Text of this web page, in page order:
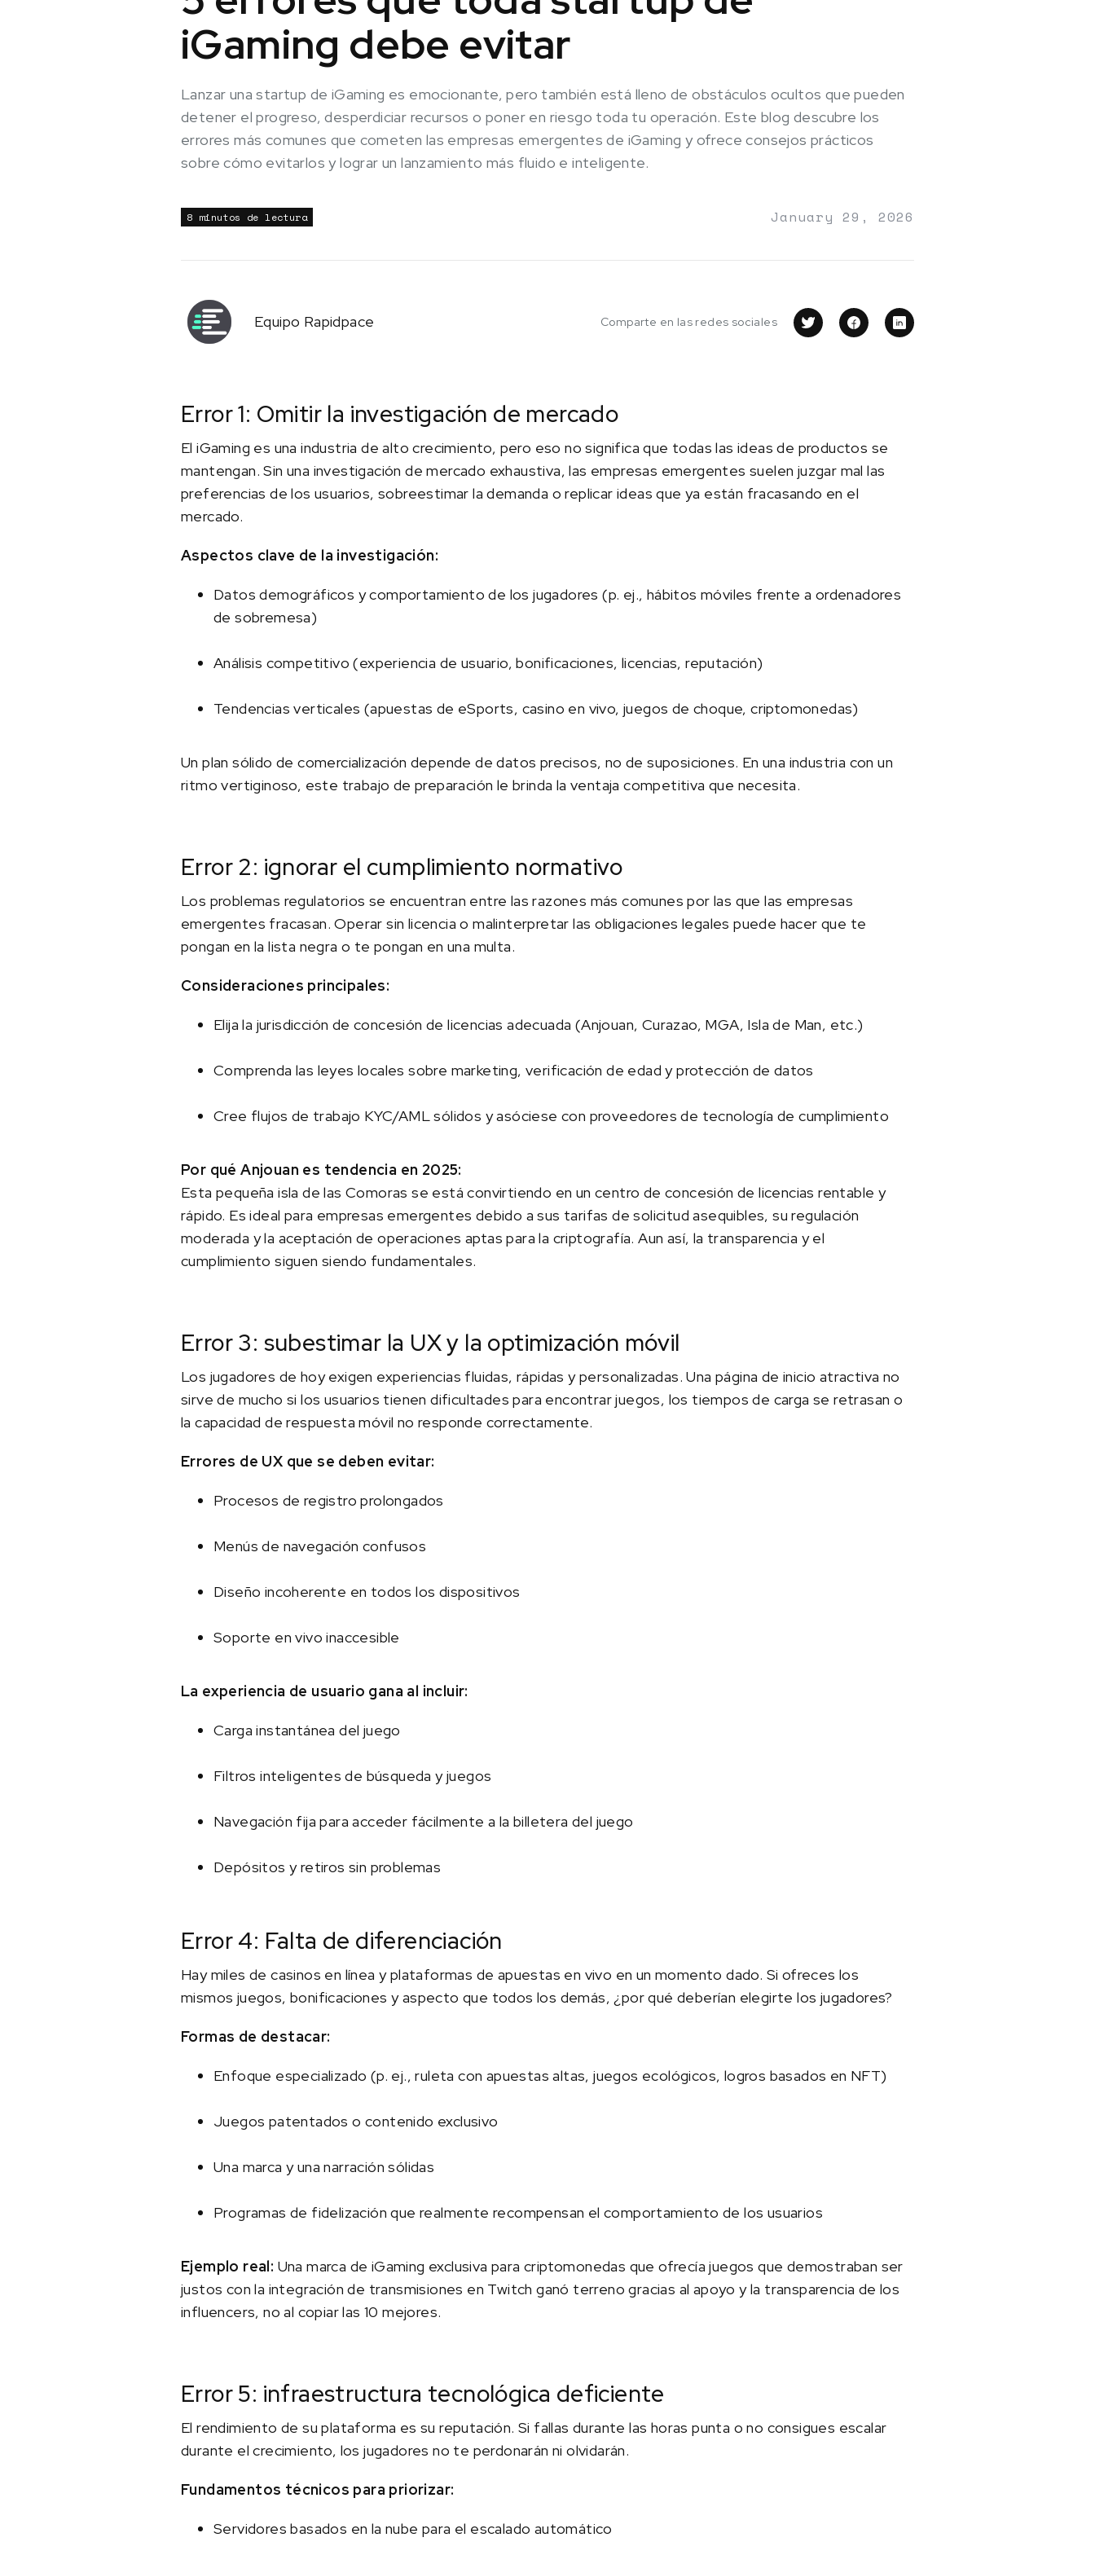
iGaming debe evitar
Lanzar una startup de iGaming es emocionante, pero también está lleno de obstáculos ocultos que pueden
detener el progreso, desperdiciar recursos o poner en riesgo toda tu operación. Este blog descubre los
errores más comunes que cometen las empresas emergentes de iGaming y ofrece consejos prácticos
sobre cómo evitarlos y lograr un lanzamiento más fluido e inteligente.
8 minutos de lectura January 29, 2026
Equipo Rapidpace Comparte en las redes sociales
Error 1: Omitir la investigación de mercado
El iGaming es una industria de alto crecimiento, pero eso no significa que todas las ideas de productos se
mantengan. Sin una investigación de mercado exhaustiva, las empresas emergentes suelen juzgar mal las
preferencias de los usuarios, sobreestimar la demanda o replicar ideas que ya están fracasando en el
mercado.
Aspectos clave de la investigación:
Datos demográficos y comportamiento de los jugadores (p. ej., hábitos móviles frente a ordenadores
de sobremesa)
Análisis competitivo (experiencia de usuario, bonificaciones, licencias, reputación)
Tendencias verticales (apuestas de eSports, casino en vivo, juegos de choque, criptomonedas)
Un plan sólido de comercialización depende de datos precisos, no de suposiciones. En una industria con un
ritmo vertiginoso, este trabajo de preparación le brinda la ventaja competitiva que necesita.
Error 2: ignorar el cumplimiento normativo
Los problemas regulatorios se encuentran entre las razones más comunes por las que las empresas
emergentes fracasan. Operar sin licencia o malinterpretar las obligaciones legales puede hacer que te
pongan en la lista negra o te pongan en una multa.
Consideraciones principales:
Elija la jurisdicción de concesión de licencias adecuada (Anjouan, Curazao, MGA, Isla de Man, etc.)
Comprenda las leyes locales sobre marketing, verificación de edad y protección de datos
Cree flujos de trabajo KYC/AML sólidos y asóciese con proveedores de tecnología de cumplimiento
Por qué Anjouan es tendencia en 2025:
Esta pequeña isla de las Comoras se está convirtiendo en un centro de concesión de licencias rentable y
rápido. Es ideal para empresas emergentes debido a sus tarifas de solicitud asequibles, su regulación
moderada y la aceptación de operaciones aptas para la criptografía. Aun así, la transparencia y el
cumplimiento siguen siendo fundamentales.
Error 3: subestimar la UX y la optimización móvil
Los jugadores de hoy exigen experiencias fluidas, rápidas y personalizadas. Una página de inicio atractiva no
sirve de mucho si los usuarios tienen dificultades para encontrar juegos, los tiempos de carga se retrasan o
la capacidad de respuesta móvil no responde correctamente.
Errores de UX que se deben evitar:
Procesos de registro prolongados
Menús de navegación confusos
Diseño incoherente en todos los dispositivos
Soporte en vivo inaccesible
La experiencia de usuario gana al incluir:
Carga instantánea del juego
Filtros inteligentes de búsqueda y juegos
Navegación fija para acceder fácilmente a la billetera del juego
Depósitos y retiros sin problemas
Error 4: Falta de diferenciación
Hay miles de casinos en línea y plataformas de apuestas en vivo en un momento dado. Si ofreces los
mismos juegos, bonificaciones y aspecto que todos los demás, ¿por qué deberían elegirte los jugadores?
Formas de destacar:
Enfoque especializado (p. ej., ruleta con apuestas altas, juegos ecológicos, logros basados en NFT)
Juegos patentados o contenido exclusivo
Una marca y una narración sólidas
Programas de fidelización que realmente recompensan el comportamiento de los usuarios
Ejemplo real: Una marca de iGaming exclusiva para criptomonedas que ofrecía juegos que demostraban ser
justos con la integración de transmisiones en Twitch ganó terreno gracias al apoyo y la transparencia de los
influencers, no al copiar las 10 mejores.
Error 5: infraestructura tecnológica deficiente
El rendimiento de su plataforma es su reputación. Si fallas durante las horas punta o no consigues escalar
durante el crecimiento, los jugadores no te perdonarán ni olvidarán.
Fundamentos técnicos para priorizar:
Servidores basados en la nube para el escalado automático